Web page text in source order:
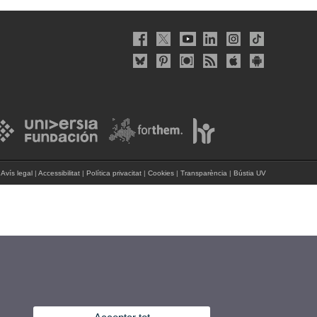
Avís legal | Accessibilitat | Política privacitat | Cookies | Transparència | Bústia UV